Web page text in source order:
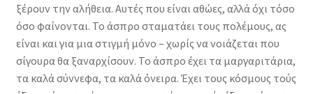
ξέρουν την αλήθεια. Αυτές που είναι αθώες, αλλά όχι τόσο
όσο φαίνονται. Το άσπρο σταματάει τους πολέμους, ας
είναι και για μια στιγμή μόνο – χωρίς να νοιάζεται που
σίγουρα θα ξαναρχίσουν. Το άσπρο έχει τα μαργαριτάρια,
τα καλά σύννεφα, τα καλά όνειρα. Έχει τους κόσμους τούς